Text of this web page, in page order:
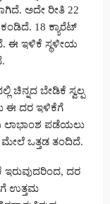
ಅದೇ ರೀತಿ 22
ಕಂಡಿದೆ. 18 ಕ್ಯಾರೆಟ್
ಈ ಇಳಿಕೆ ಸ್ಥಳೀಯ
ಚಿನ್ನದ ಬೇಡಿಕೆ ಸ್ವಲ್ಪ
ಈ ದರ ಇಳಿಕೆಗೆ
ಲಾಭಾಂಶ ಪಡೆಯಲು
ಮೇಲೆ ಒತ್ತಡ ತಂದಿದೆ.
ಇರುವುದರಿಂದ, ದರ
ಉತ್ತಮ